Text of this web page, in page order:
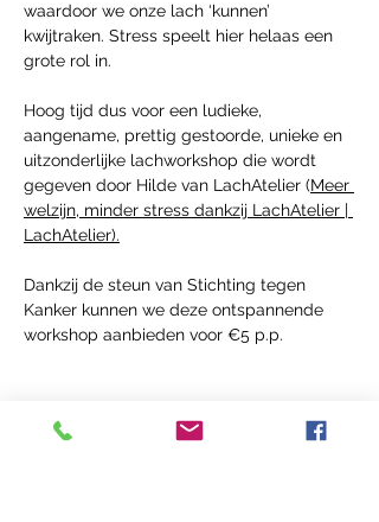
waardoor we onze lach ‘kunnen’
kwijtraken. Stress speelt hier helaas een
grote rol in.
Hoog tijd dus voor een ludieke,
aangename, prettig gestoorde, unieke en
uitzonderlijke lachworkshop die wordt
gegeven door Hilde van LachAtelier (Meer
welzijn, minder stress dankzij LachAtelier |
LachAtelier).
Dankzij de steun van Stichting tegen
Kanker kunnen we deze ontspannende
workshop aanbieden voor €5 p.p.